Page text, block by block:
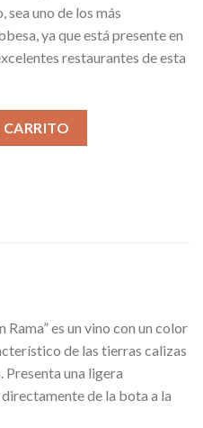
sea uno de los más
ya que está presente en
restaurantes de esta
cantidad
Rama” es un vino con un color
de las tierras calizas
una ligera
de la bota a la